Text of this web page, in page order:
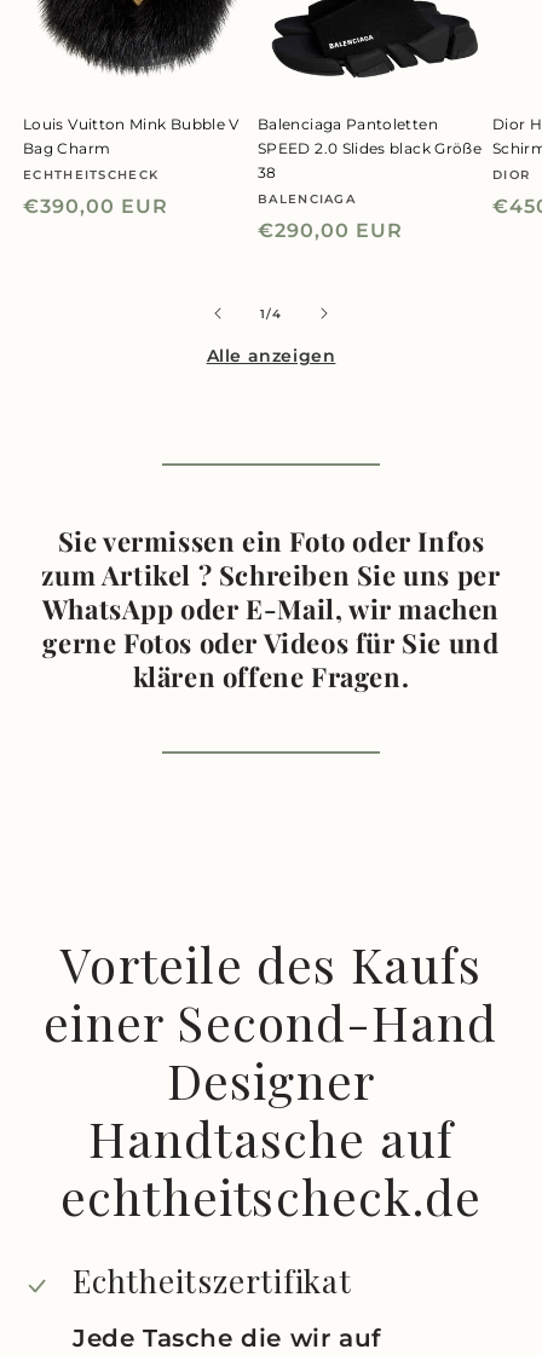
Louis Vuitton Mink Bubble V
Bag Charm
Anbieter:
ECHTHEITSCHECK
Normaler
€390,00 EUR
Balenciaga Pantoletten
SPEED 2.0 Slides black Größe
38
Anbieter:
BALENCIAGA
Normaler
€290,00 EUR
Dior
DIOR
1/von
4
Alle anzeigen
Sie vermissen ein Foto oder Infos
zum Artikel ? Schreiben Sie uns per
WhatsApp oder E-Mail, wir machen
gerne Fotos oder Videos für Sie und
klären offene Fragen.
Vorteile des Kaufs
einer Second-Hand
Designer
Handtasche auf
echtheitscheck.de
Echtheitszertifikat
Jede Tasche die wir auf